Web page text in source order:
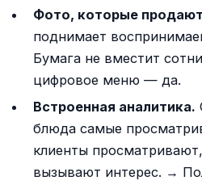
Фото, которые
поднимает
Бумага не вместит
цифровое меню — да.
Встроенная аналитика.
блюда самые
клиенты
вызывают интерес. →